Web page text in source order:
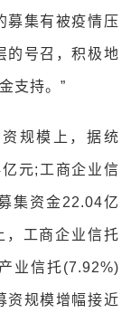
募集有被疫情压
的号召，积极地
支持。”
规模上，据统
元;工商企业信
集资金22.04亿
，工商企业信托
业信托(7.92%)
资规模增幅接近